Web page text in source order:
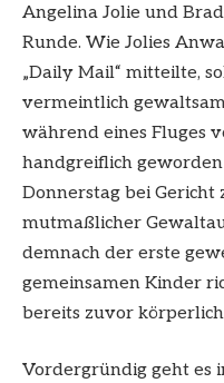
Angelina Jolie und
Runde. Wie Jolies
„Daily Mail“ mitteilte,
vermeintlich
während eines Fluges
handgreiflich geworden
Donnerstag bei Gericht
mutmaßlicher
demnach der erste
gemeinsamen Kinder
bereits zuvor
Vordergründig geht es